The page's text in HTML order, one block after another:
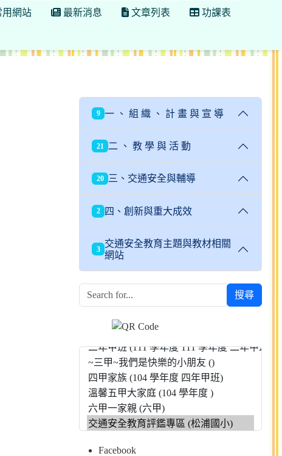
用網站 最新消息 文章列表 功課表
9 一 、 組 織 、 計 畫 與 宣 導
21 二 、 教 學 與 活 動
20 三、交通安全與輔導
2 四、創新與重大成效
3
交通安全教育主題與教材相關
網站
搜尋
Facebook